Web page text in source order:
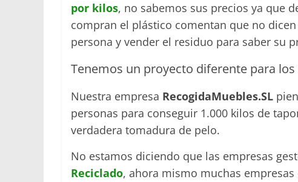
por kilos, no sabemos sus precios ya que
compran el plástico comentan que no
persona y vender el residuo para saber su
Tenemos un proyecto diferente para
Nuestra empresa RecogidaMuebles.SL
personas para conseguir 1.000 kilos de
verdadera tomadura de pelo.
No estamos diciendo que las empresas
Reciclado, ahora mismo muchas